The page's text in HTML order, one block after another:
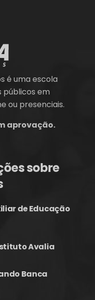
é uma escola
em
ou presenciais.
aprovação.
sobre
de Educação
Avalia
Banca